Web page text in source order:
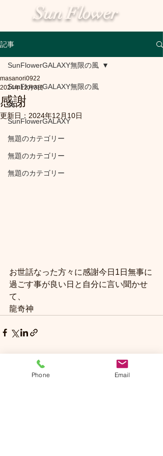
Sun Flower
記事
SunFlowerGALAXY無限の風
花
SunFlowerGALAXY
無題のカテゴリー
無題のカテゴリー
無題のカテゴリー
SunFlowerGALAXY無限の風
感謝
masanori0922
2024年12月3日
更新日： 2024年12月10日
お世話なった方々に感謝今日1日無事に
過ごす事が良い日と自分に言い聞かせ
て、
龍奇神
コメント
Phone Email